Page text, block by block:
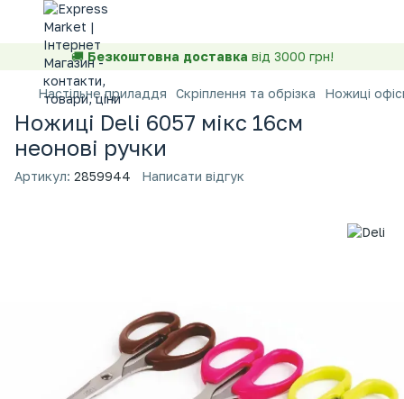
🚚 Безкоштовна доставка від 3000 грн!
Настільне приладдя Скріплення та обрізка Ножиці
Ножиці Deli 6057 мікс 16см
неонові ручки
Артикул: 2859944 Написати відгук